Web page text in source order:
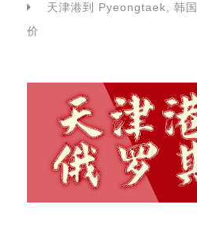
天津港到 Pyeongtaek, 韩
价